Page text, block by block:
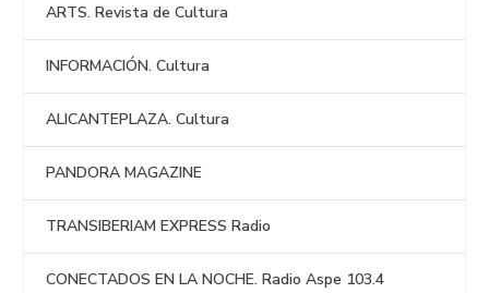
ARTS. Revista de Cultura
INFORMACIÓN. Cultura
ALICANTEPLAZA. Cultura
PANDORA MAGAZINE
TRANSIBERIAM EXPRESS Radio
CONECTADOS EN LA NOCHE. Radio Aspe 103.4